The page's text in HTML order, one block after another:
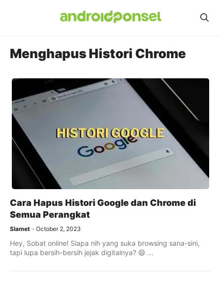
Menghapus Histori Chrome
Cara Hapus Histori Google dan Chrome di
Semua Perangkat
Slamet October 2, 2023
Hey, Sobat online! Siapa nih yang suka browsing sana-sini,
tapi lupa bersih-bersih jejak digitalnya? 😄 ...